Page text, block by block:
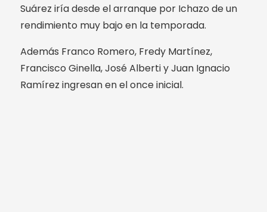
Suárez iría desde el arranque por Ichazo de un
rendimiento muy bajo en la temporada.
Además Franco Romero, Fredy Martínez,
Francisco Ginella, José Alberti y Juan Ignacio
Ramírez ingresan en el once inicial.